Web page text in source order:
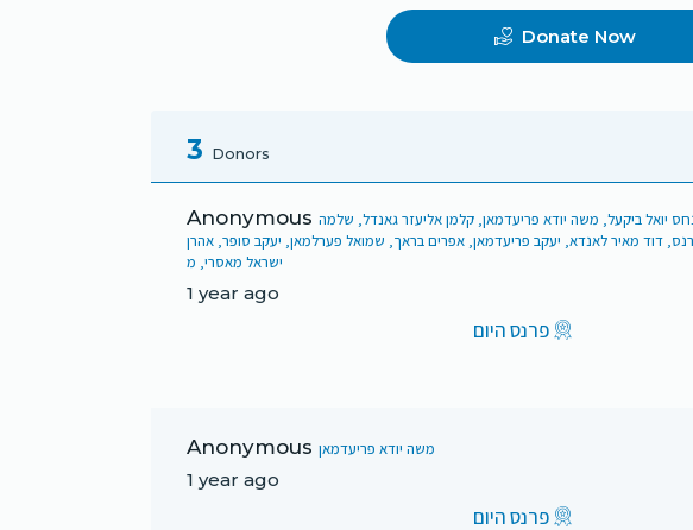
Donate Now
3 Donors
Anonymous יואל ביקעל, משה יודא פריעדמאן, קלמן אליעזר גאנדל, שלמה
דוד מאיר לאנדא, יעקב פריעדמאן, אפרים בראך, שמואל פערלמאן, יעקב סופר, אהרן
ישראל מאסרי, מ
1 year ago
פרנס היום
Anonymous משה יודא פריעדמאן
1 year ago
פרנס היום